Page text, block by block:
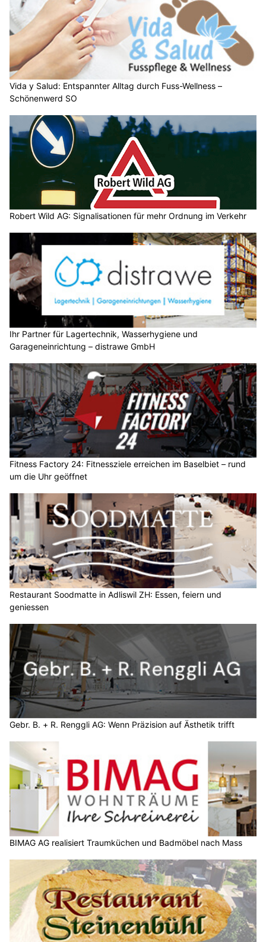
Vida y Salud: Entspannter Alltag durch Fuss-Wellness –
Schönenwerd SO
Robert Wild AG: Signalisationen für mehr Ordnung im Verkehr
Ihr Partner für Lagertechnik, Wasserhygiene und
Garageneinrichtung – distrawe GmbH
Fitness Factory 24: Fitnessziele erreichen im Baselbiet – rund
um die Uhr geöffnet
Restaurant Soodmatte in Adliswil ZH: Essen, feiern und
geniessen
Gebr. B. + R. Renggli AG: Wenn Präzision auf Ästhetik trifft
BIMAG AG realisiert Traumküchen und Badmöbel nach Mass